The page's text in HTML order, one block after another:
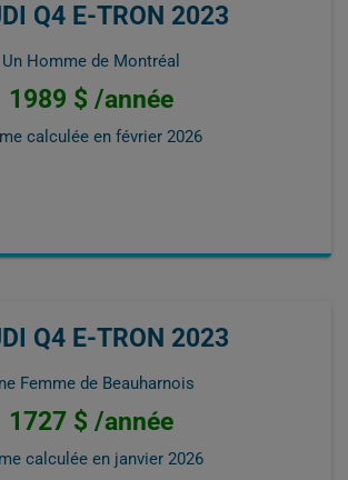
Q4 E-TRON 2023
Un Homme de Montréal
1989 $ /année
calculée en février 2026
Q4 E-TRON 2023
Femme de Beauharnois
1727 $ /année
calculée en janvier 2026